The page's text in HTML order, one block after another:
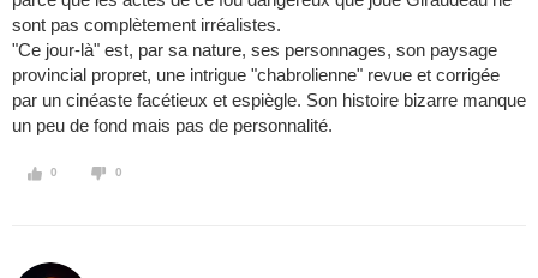
sont pas complètement irréalistes.
"Ce jour-là" est, par sa nature, ses personnages, son paysage
provincial propret, une intrigue "chabrolienne" revue et corrigée
par un cinéaste facétieux et espiègle. Son histoire bizarre manque
un peu de fond mais pas de personnalité.
0 0